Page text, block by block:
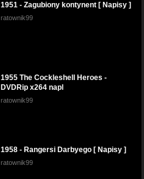
1951 - Zagubiony kontynent [ Napisy ]
ratownik99
1955 The Cockleshell Heroes -
DVDRip x264 napl
ratownik99
1958 - Rangersi Darbyego [ Napisy ]
ratownik99